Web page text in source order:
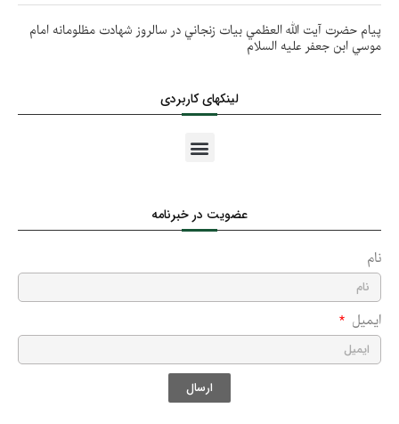
پيام حضرت آيت الله العظمي بيات زنجاني در سالروز شهادت مظلومانه امام
موسي ابن جعفر عليه السلام
لینکهای کاربردی
عضویت در خبرنامه
نام
ایمیل
ارسال